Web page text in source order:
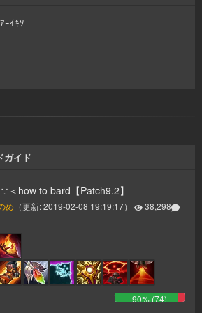
ｱｰｲｷｿ
ガイド
∵＜how to bard【Patch9.2】
め （更新:2019-02-08 19:19:17）
38,298
90% (74)